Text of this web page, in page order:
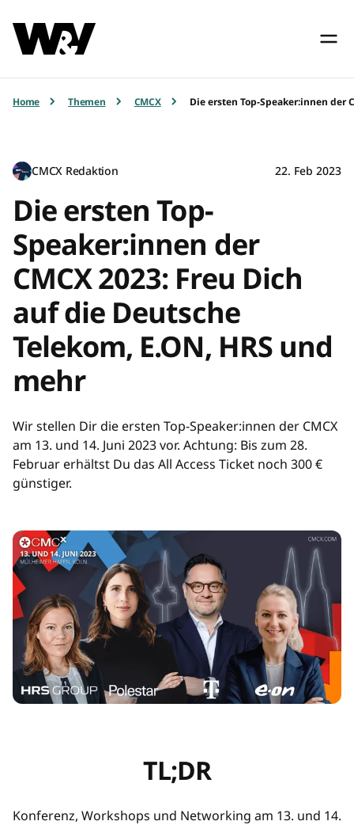
Home Themen CMCX Die ersten Top-Speaker:innen der
CMCX Redaktion 22. Feb 2023
Die ersten Top-
Speaker:innen der
CMCX 2023: Freu Dich
auf die Deutsche
Telekom, E.ON, HRS und
mehr
Wir stellen Dir die ersten Top-Speaker:innen der CMCX
am 13. und 14. Juni 2023 vor. Achtung: Bis zum 28.
Februar erhältst Du das All Access Ticket noch 300 €
günstiger.
TL;DR
Konferenz, Workshops und Networking am 13. und 14.